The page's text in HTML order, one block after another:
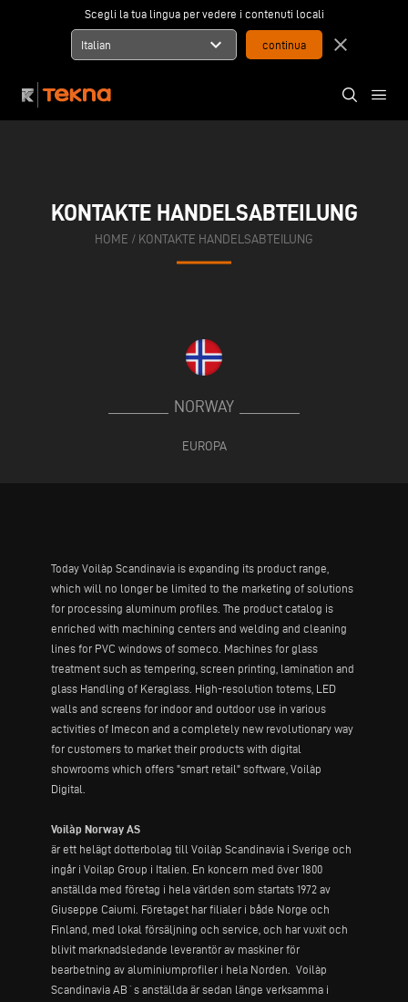
Scegli la tua lingua per vedere i contenuti locali
Italian expand_more close
KONTAKTE HANDELSABTEILUNG
HOME / KONTAKTE HANDELSABTEILUNG
NORWAY
EUROPA
Today Voilàp Scandinavia is expanding its product range,
which will no longer be limited to the marketing of solutions
for processing aluminum profiles. The product catalog is
enriched with machining centers and welding and cleaning
lines for PVC windows of someco. Machines for glass
treatment such as tempering, screen printing, lamination and
glass Handling of Keraglass. High-resolution totems, LED
walls and screens for indoor and outdoor use in various
activities of Imecon and a completely new revolutionary way
for customers to market their products with digital
showrooms which offers "smart retail" software, Voilàp
Digital.
Voilàp Norway AS
är ett helägt dotterbolag till Voilàp Scandinavia i Sverige och
ingår i Voilap Group i Italien. En koncern med över 1800
anställda med företag i hela världen som startats 1972 av
Giuseppe Caiumi. Företaget har filialer i både Norge och
Finland, med lokal försäljning och service, och har vuxit och
blivit marknadsledande leverantör av maskiner för
bearbetning av aluminiumprofiler i hela Norden. Voilàp
Scandinavia AB´s anställda är sedan länge verksamma i